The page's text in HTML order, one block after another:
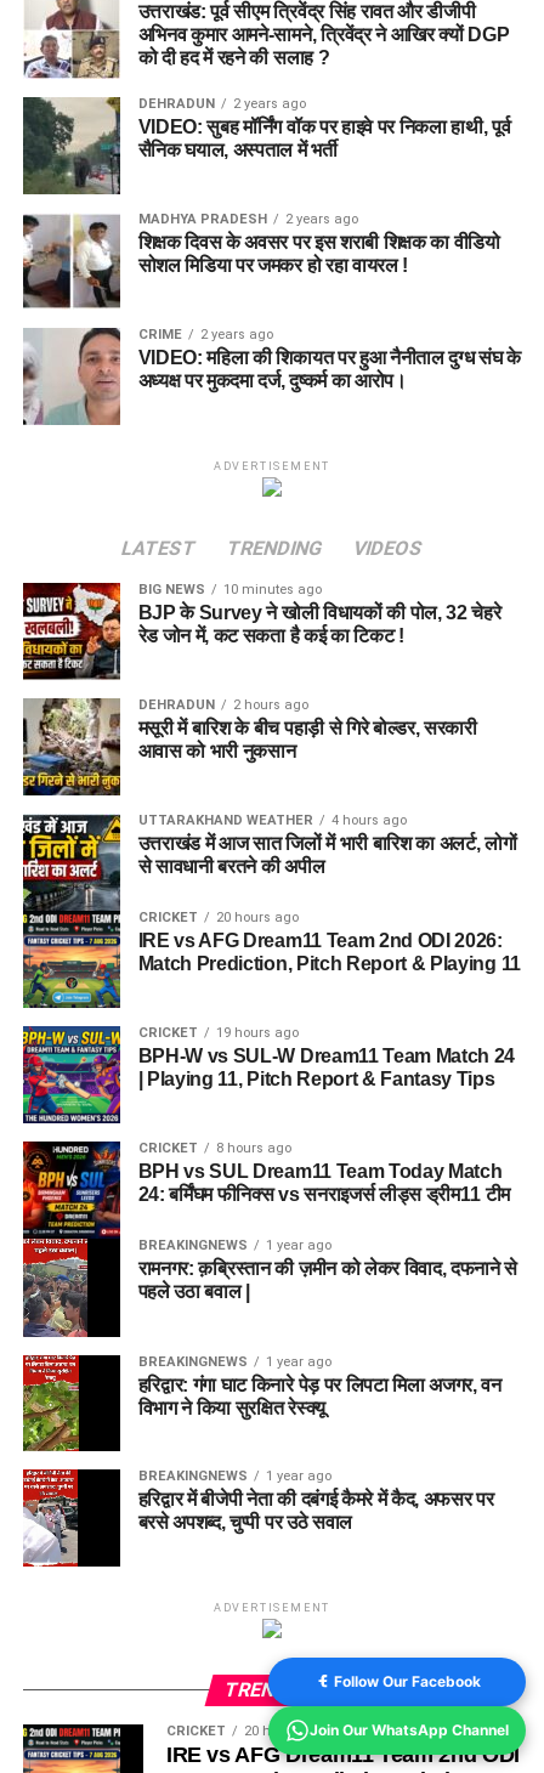
उत्तराखंड: पूर्व सीएम त्रिवेंद्र सिंह रावत और डीजीपी
अभिनव कुमार आमने-सामने, त्रिवेंद्र ने आखिर क्यों DGP
को दी हद में रहने की सलाह ?
DEHRADUN 2 years ago
VIDEO: सुबह मॉर्निंग वॉक पर हाइवे पर निकला हाथी, पूर्व
सैनिक घयाल, अस्पताल में भर्ती
MADHYA PRADESH 2 years ago
शिक्षक दिवस के अवसर पर इस शराबी शिक्षक का वीडियो
सोशल मिडिया पर जमकर हो रहा वायरल !
CRIME 2 years ago
VIDEO: महिला की शिकायत पर हुआ नैनीताल दुग्ध संघ के
अध्यक्ष पर मुकदमा दर्ज, दुष्कर्म का आरोप।
ADVERTISEMENT
LATEST TRENDING VIDEOS
BIG NEWS 10 minutes ago
BJP के Survey ने खोली विधायकों की पोल, 32 चेहरे
रेड जोन में, कट सकता है कई का टिकट !
DEHRADUN 2 hours ago
मसूरी में बारिश के बीच पहाड़ी से गिरे बोल्डर, सरकारी
आवास को भारी नुकसान
UTTARAKHAND WEATHER 4 hours ago
उत्तराखंड में आज सात जिलों में भारी बारिश का अलर्ट, लोगों
से सावधानी बरतने की अपील
CRICKET 20 hours ago
IRE vs AFG Dream11 Team 2nd ODI 2026:
Match Prediction, Pitch Report & Playing 11
CRICKET 19 hours ago
BPH-W vs SUL-W Dream11 Team Match 24
| Playing 11, Pitch Report & Fantasy Tips
CRICKET 8 hours ago
BPH vs SUL Dream11 Team Today Match
24: बर्मिंघम फीनिक्स vs सनराइजर्स लीड्स ड्रीम11 टीम
BREAKINGNEWS 1 year ago
रामनगर: क़ब्रिस्तान की ज़मीन को लेकर विवाद, दफनाने से
पहले उठा बवाल |
BREAKINGNEWS 1 year ago
हरिद्वार: गंगा घाट किनारे पेड़ पर लिपटा मिला अजगर, वन
विभाग ने किया सुरक्षित रेस्क्यू
BREAKINGNEWS 1 year ago
हरिद्वार में बीजेपी नेता की दबंगई कैमरे में कैद, अफसर पर
बरसे अपशब्द, चुप्पी पर उठे सवाल
ADVERTISEMENT
TRENDING
CRICKET 20 hours ago
IRE vs AFG Dream11 Team 2nd ODI
Follow Our Facebook
Join Our WhatsApp Channel